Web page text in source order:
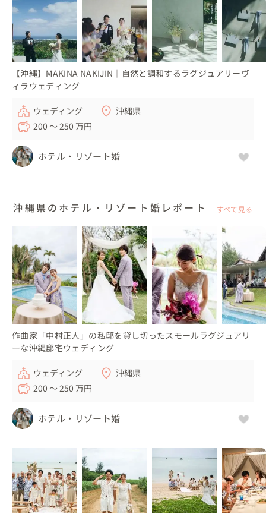
【沖縄】MAKINA NAKIJIN｜自然と調和するラグジュアリーヴ
ィラウェディング
ウェディング
沖縄県
200 〜 250 万円
ホテル・リゾート婚
沖縄県のホテル・リゾート婚レポート すべて見る
作曲家「中村正人」の私邸を貸し切ったスモールラグジュアリ
ーな沖縄邸宅ウェディング
ウェディング
沖縄県
200 〜 250 万円
ホテル・リゾート婚